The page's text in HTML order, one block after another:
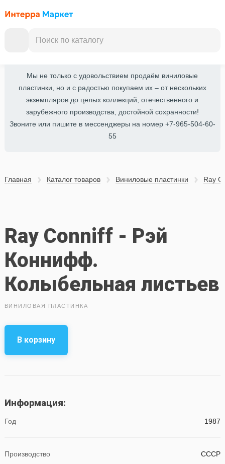
Мы не только с удовольствием продаём виниловые
пластинки, но и с радостью покупаем их – от нескольких
экземпляров до целых коллекций, отечественного и
зарубежного производства, достойной сохранности!
Звоните или пишите в мессенджеры на номер +7-965-504-60-
55
Главная Каталог товаров Виниловые пластинки Ray
Ray Conniff - Рэй
Коннифф.
Колыбельная листьев
ВИНИЛОВАЯ ПЛАСТИНКА
В корзину
Информация:
Год 1987
Производство СССР